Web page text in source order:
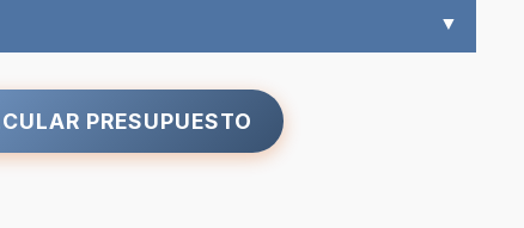
▼
PRESUPUESTO